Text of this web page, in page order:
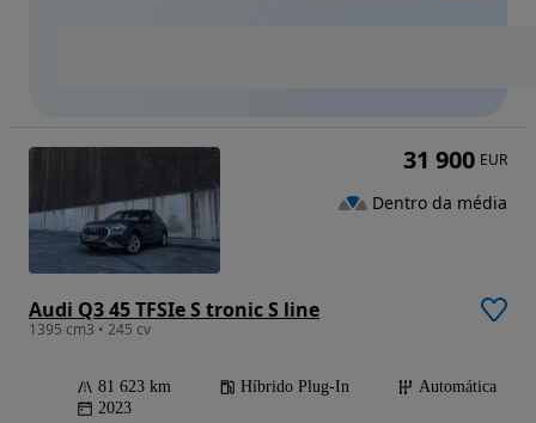
Audi Q3 45 TFSIe S tronic S line
1395 cm3 • 245 cv
81 623 km Híbrido Plug-In
Automática
2023
31 900 EUR
Dentro da média